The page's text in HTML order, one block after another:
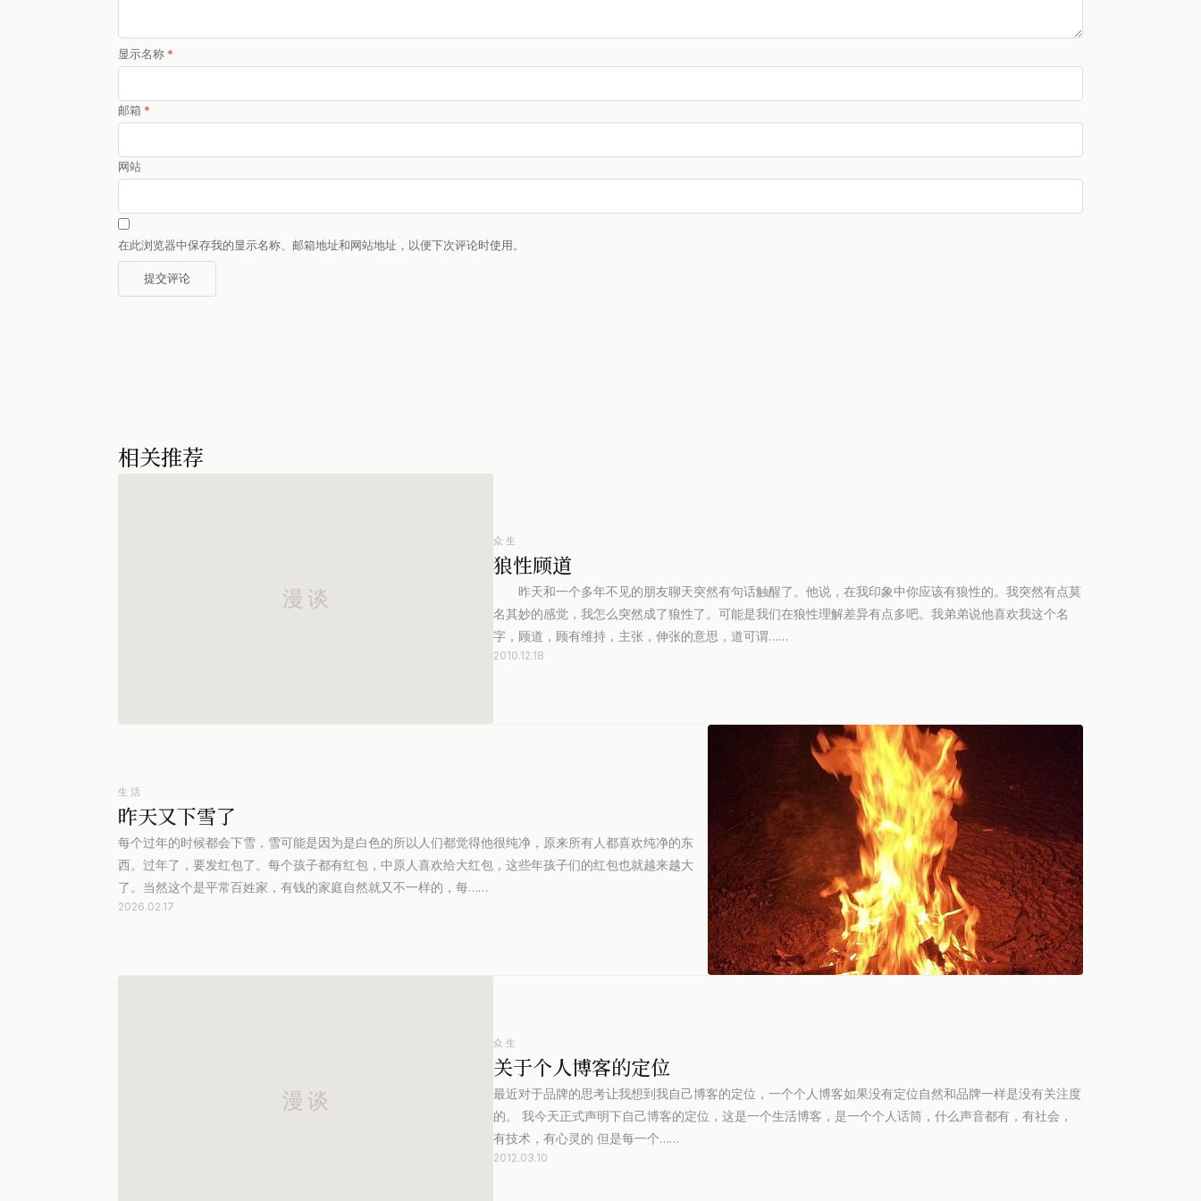
显示名称*
邮箱*
网站
在此浏览器中保存我的显示名称、邮箱地址和网站地址，以便下次评论时使用。
相关推荐
众生
狼性顾道
昨天和一个多年不见的朋友聊天突然有句话触醒了。他说，在我印象中你应该有狼性的。我突然有点莫
名其妙的感觉，我怎么突然成了狼性了。可能是我们在狼性理解差异有点多吧。我弟弟说他喜欢我这个名
字，顾道，顾有维持，主张，伸张的意思，道可谓……
2010.12.18
生活
昨天又下雪了
每个过年的时候都会下雪，雪可能是因为是白色的所以人们都觉得他很纯净，原来所有人都喜欢纯净的东
西。过年了，要发红包了。每个孩子都有红包，中原人喜欢给大红包，这些年孩子们的红包也就越来越大
了。当然这个是平常百姓家，有钱的家庭自然就又不一样的，每……
2026.02.17
众生
关于个人博客的定位
最近对于品牌的思考让我想到我自己博客的定位，一个个人博客如果没有定位自然和品牌一样是没有关注度
的。 我今天正式声明下自己博客的定位，这是一个生活博客，是一个个人话筒，什么声音都有，有社会，
有技术，有心灵的 但是每一个……
2012.03.10